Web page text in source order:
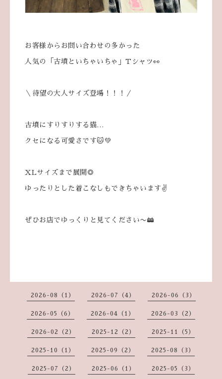
お客様からお問い合わせの多かった
人気の「古墳といちゃいちゃ」Tシャツ👀
＼待望の大人サイズ登場！！！／
古墳にすりすりする猫…
クセになる可愛さです🐱💚
XLサイズまで展開◎
ゆったりとした着こなしもできちゃいます✌️
ぜひお店でゆっくりと見てください〜🚋
2026-08（1） 2026-07（4） 2026-06（3）
2026-05（6） 2026-04（1） 2026-03（2）
2026-02（2） 2025-12（2） 2025-11（5）
2025-10（1） 2025-09（2） 2025-08（3）
2025-07（2） 2025-06（1） 2025-05（3）